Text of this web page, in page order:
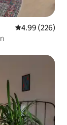
Calificación
4.99 (226)